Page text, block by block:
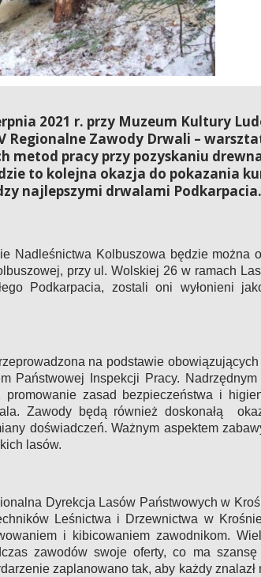
2021 r. przy Muzeum Kultury
Regionalne Zawody Drwali –
metod pracy przy pozyskaniu
to kolejna okazja do pokazania
najlepszymi drwalami Podkarpacia.
Nadleśnictwa Kolbuszowa będzie można
przy ul. Wolskiej 26 w ramach
Podkarpacia, zostali oni wyłonieni
na podstawie
Państwowej Inspekcji Pracy.
promowanie zasad bezpieczeństwa i
Zawody będą również doskonałą
doświadczeń. Ważnym aspektem
lasów.
Dyrekcja Lasów Państwowych w
Leśnictwa i Drzewnictwa w
i kibicowaniem zawodnikom.
zawodów swoje oferty, co ma szansę
zaplanowano tak, aby każdy znalazł